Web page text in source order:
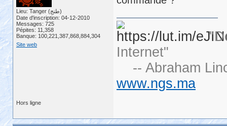
Lieu: Tanger (طنج)
Date d'inscription: 04-12-2010
Messages: 725
Pépites: 11,358
Banque: 100,221,387,868,884,304
Site web
Internet"
-- Abraham
www.ngs.ma
Hors ligne